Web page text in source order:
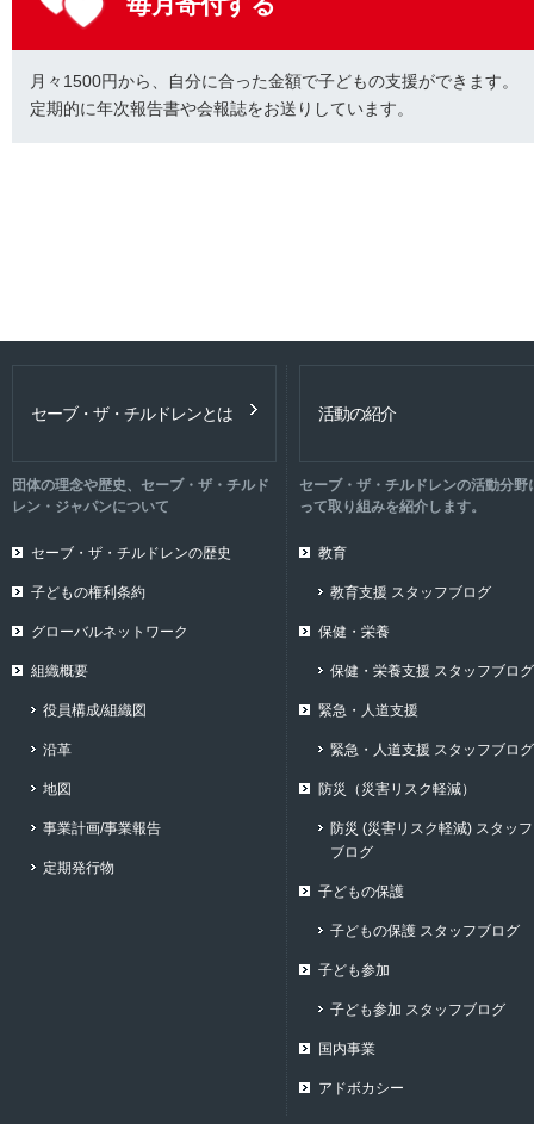
月々1500円から、自分に合った金額で子どもの支援ができます。
定期的に年次報告書や会報誌をお送りしています。
セーブ・ザ・チルドレンとは
団体の理念や歴史、セーブ・ザ・チルド
レン・ジャパンについて
セーブ・ザ・チルドレンの歴史
子どもの権利条約
グローバルネットワーク
組織概要
役員構成/組織図
沿革
地図
事業計画/事業報告
定期発行物
活動の紹介
セーブ・ザ・チルドレンの活動分野
って取り組みを紹介します。
教育
教育支援 スタッフブログ
保健・栄養
保健・栄養支援 スタッフブログ
緊急・人道支援
緊急・人道支援 スタッフブログ
防災（災害リスク軽減）
防災 (災害リスク軽減) スタッフ
ブログ
子どもの保護
子どもの保護 スタッフブログ
子ども参加
子ども参加 スタッフブログ
国内事業
アドボカシー